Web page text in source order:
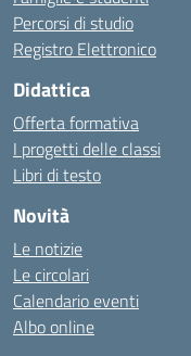
Percorsi di studio
Registro Elettronico
Didattica
Offerta formativa
I progetti delle classi
Libri di testo
Novità
Le notizie
Le circolari
Calendario eventi
Albo online